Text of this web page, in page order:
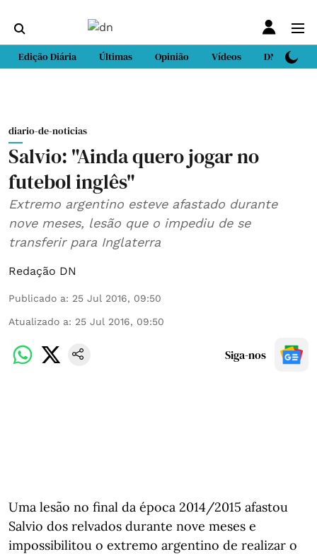
Edição Diária Últimas Opinião Vídeos DN Sport
diario-de-noticias
Salvio: "Ainda quero jogar no
futebol inglês"
Extremo argentino esteve afastado durante
nove meses, lesão que o impediu de se
transferir para Inglaterra
Redação DN
Publicado a: 25 Jul 2016, 09:50
Atualizado a: 25 Jul 2016, 09:50
Siga-nos
Uma lesão no final da época 2014/2015 afastou
Salvio dos relvados durante nove meses e
impossibilitou o extremo argentino de realizar o